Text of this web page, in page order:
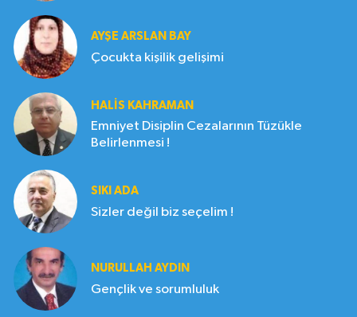
AYŞE ARSLAN BAY
Çocukta kişilik gelişimi
HALIS KAHRAMAN
Emniyet Disiplin Cezalarının Tüzükle
Belirlenmesi !
SIKI ADA
Sizler değil biz seçelim !
NURULLAH AYDIN
Gençlik ve sorumluluk